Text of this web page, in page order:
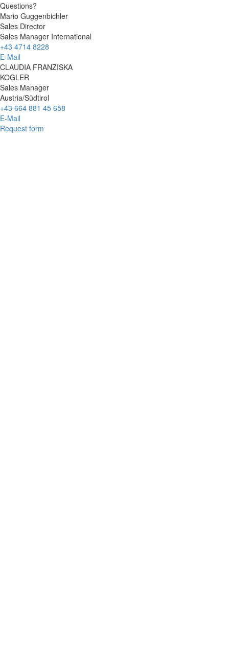
Questions?
Mario Guggenbichler
Sales Director
Sales Manager International
+43 4714 8228
E-Mail
CLAUDIA FRANZISKA
KOGLER
Sales Manager
Austria/Südtirol
+43 664 881 45 658
E-Mail
Request form